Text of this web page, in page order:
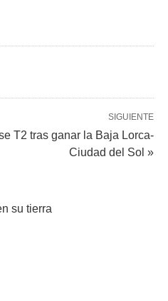
SIGUIENTE
T2 tras ganar la Baja Lorca-
Ciudad del Sol »
su tierra